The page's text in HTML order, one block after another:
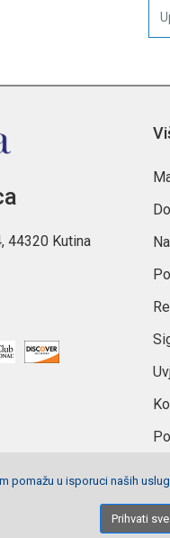
44320 Kutina
Sva prava pridržana. Izrada
pomažu u isporuci naših
Prihvati sve